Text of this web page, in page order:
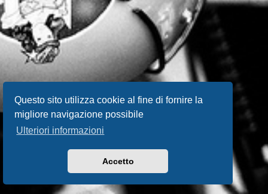
Questo sito utilizza cookie al fine di fornire la
migliore navigazione possibile
Ulteriori informazioni
Accetto